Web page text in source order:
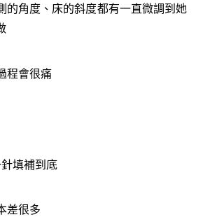
的角度、床的斜度都有一直微調到她
程會很痛
填補到底
差很多